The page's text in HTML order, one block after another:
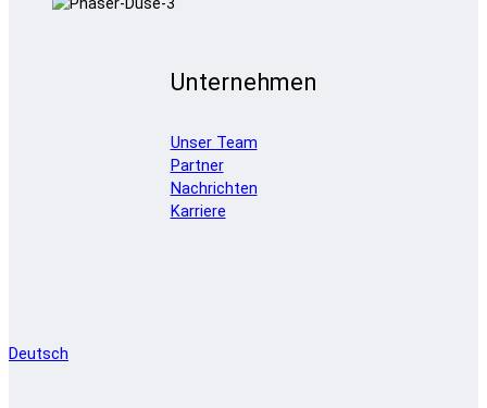
Unternehmen
Unser Team
Partner
Nachrichten
Karriere
Deutsch